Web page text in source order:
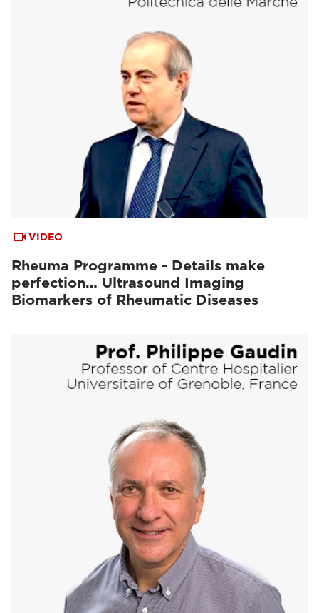
VIDEO
Rheuma Programme - Details make
perfection… Ultrasound Imaging
Biomarkers of Rheumatic Diseases